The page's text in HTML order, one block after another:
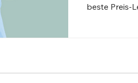
beste Preis-